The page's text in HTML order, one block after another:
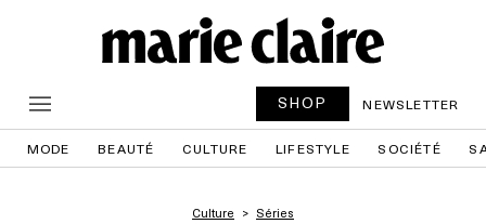
SHOP NEWSLETTER
MODE BEAUTÉ CULTURE LIFESTYLE SOCIÉTÉ
Culture Séries